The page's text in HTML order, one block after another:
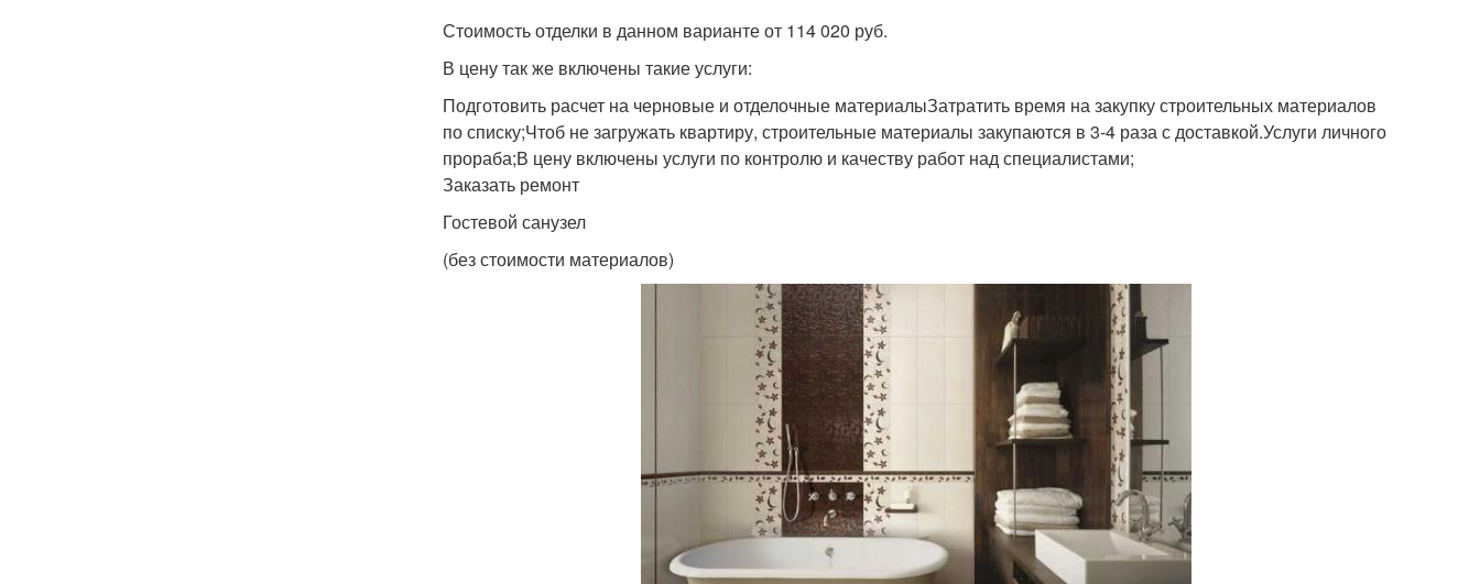
Стоимость отделки в данном варианте от 114 020 руб.
В цену так же включены такие услуги:
Подготовить расчет на черновые и отделочные материалыЗатратить время на закупку строительных материалов
по списку;Чтоб не загружать квартиру, строительные материалы закупаются в 3-4 раза с доставкой.Услуги личного
прораба;В цену включены услуги по контролю и качеству работ над специалистами;
Заказать ремонт
Гостевой санузел
(без стоимости материалов)